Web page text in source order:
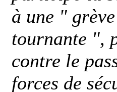
à une "
tournante ",
contre le
forces de